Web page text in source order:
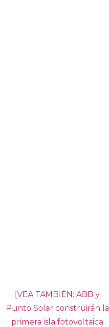
[VEA TAMBIÉN: ABB y
Punto Solar construirán la
primera isla fotovoltaica